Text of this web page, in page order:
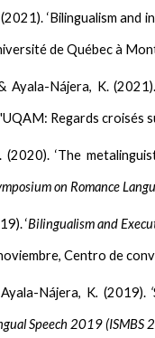
‘Bilingualism
de Québec à
Ayala-Nájera, K.
Regards
‘The
on Romance
‘Bilingualism and
Centro de
Nájera, K. (2019). ‘
Speech 2019 (ISMBS